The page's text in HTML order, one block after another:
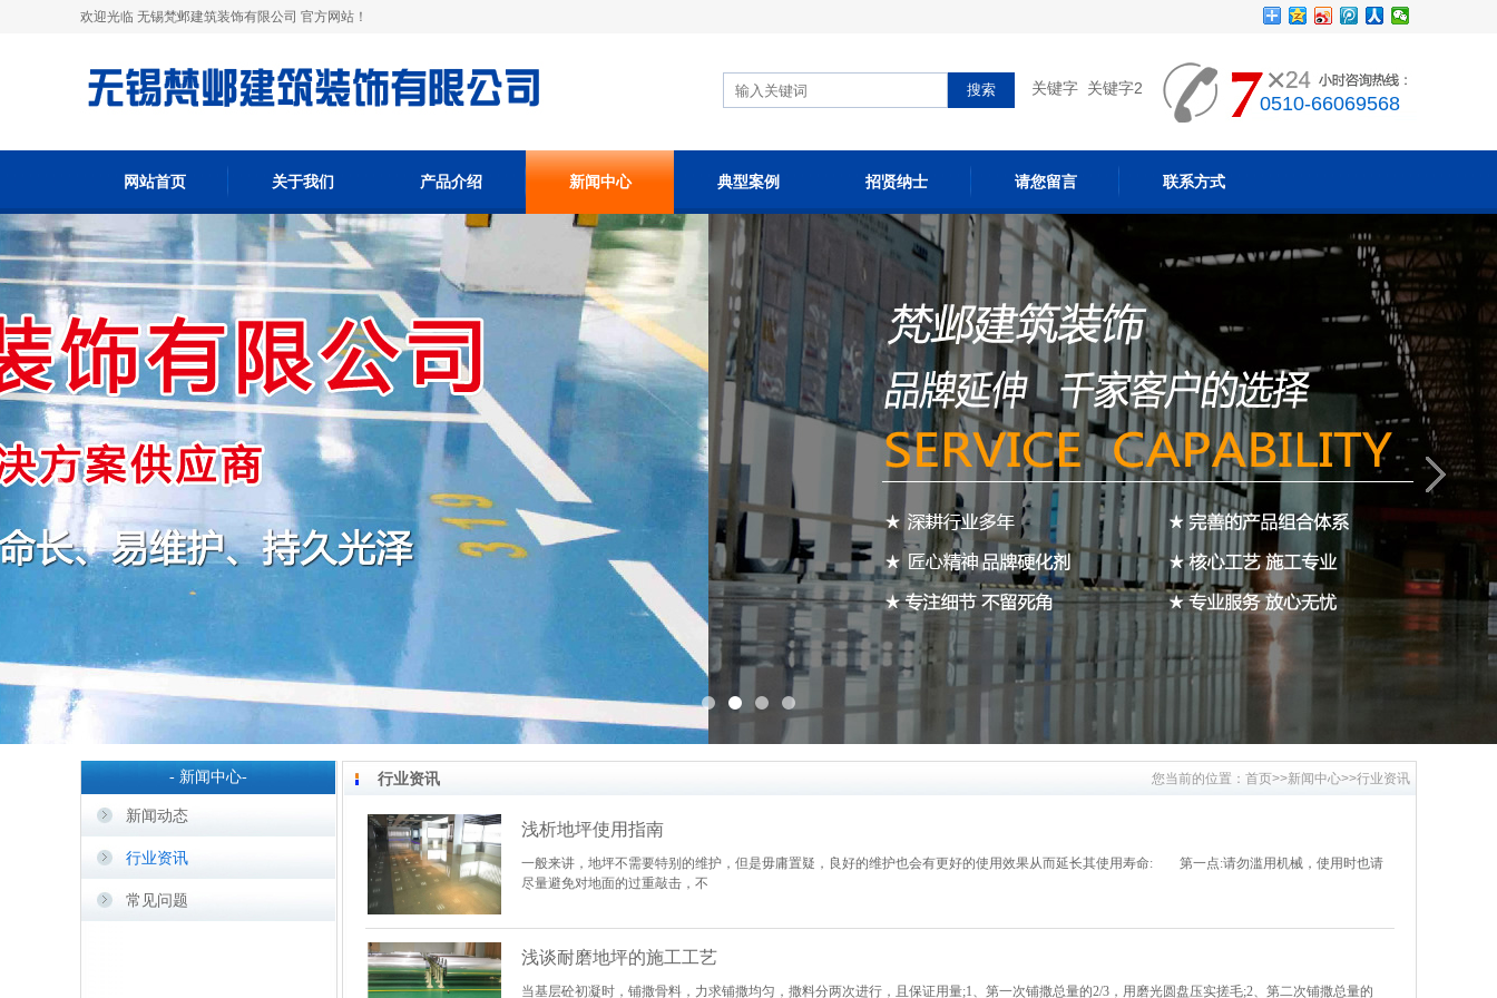
欢迎光临 无锡梵邺建筑装饰有限公司 官方网站！
0510-66069568
搜索 关键字 关键字2
网站首页 关于我们 产品介绍 新闻中心 典型案例 招贤纳士 请您留言 联系方式
- 新闻中心-
新闻动态
行业资讯
常见问题
行业资讯 您当前的位置： 首页>>新闻中心>>行业资讯
浅析地坪使用指南
一般来讲，地坪不需要特别的维护，但是毋庸置疑，良好的维护也会有更好的使用效果从而延长其使用寿命: 第一点:请勿滥用机械，使用时也请
尽量避免对地面的过重敲击，不
浅谈耐磨地坪的施工工艺
当基层砼初凝时，铺撒骨料，力求铺撒均匀，撒料分两次进行，且保证用量;1、第一次铺撒总量的2/3，用磨光圆盘压实搓毛;2、第二次铺撒总量的